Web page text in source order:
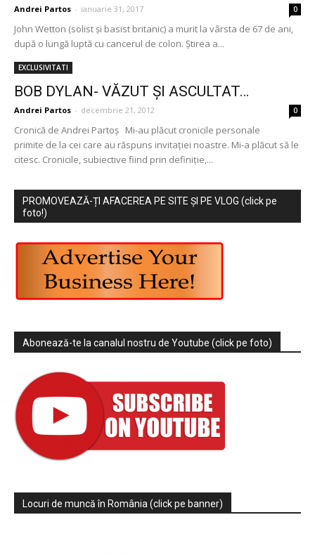
Andrei Partos - ianuarie 31, 2017 0
John Wetton (solist și basist britanic) a murit la vârsta de 67 de ani,
după o lungă luptă cu cancerul de colon. Știrea a...
EXCLUSIVITATI
BOB DYLAN- VĂZUT ŞI ASCULTAT…
Andrei Partos - decembrie 21, 2012 0
Cronică de Andrei Partoş Mi-au plăcut cronicile personale
primite de la cei care au răspuns invitaţiei noastre. Mi-a plăcut să le
citesc. Cronicile, subiective fiind prin definiţie,...
PROMOVEAZĂ-ȚI AFACEREA PE SITE ȘI PE VLOG (click pe
foto!)
Abonează-te la canalul nostru de Youtube (click pe foto)
Locuri de muncă în România (click pe banner)